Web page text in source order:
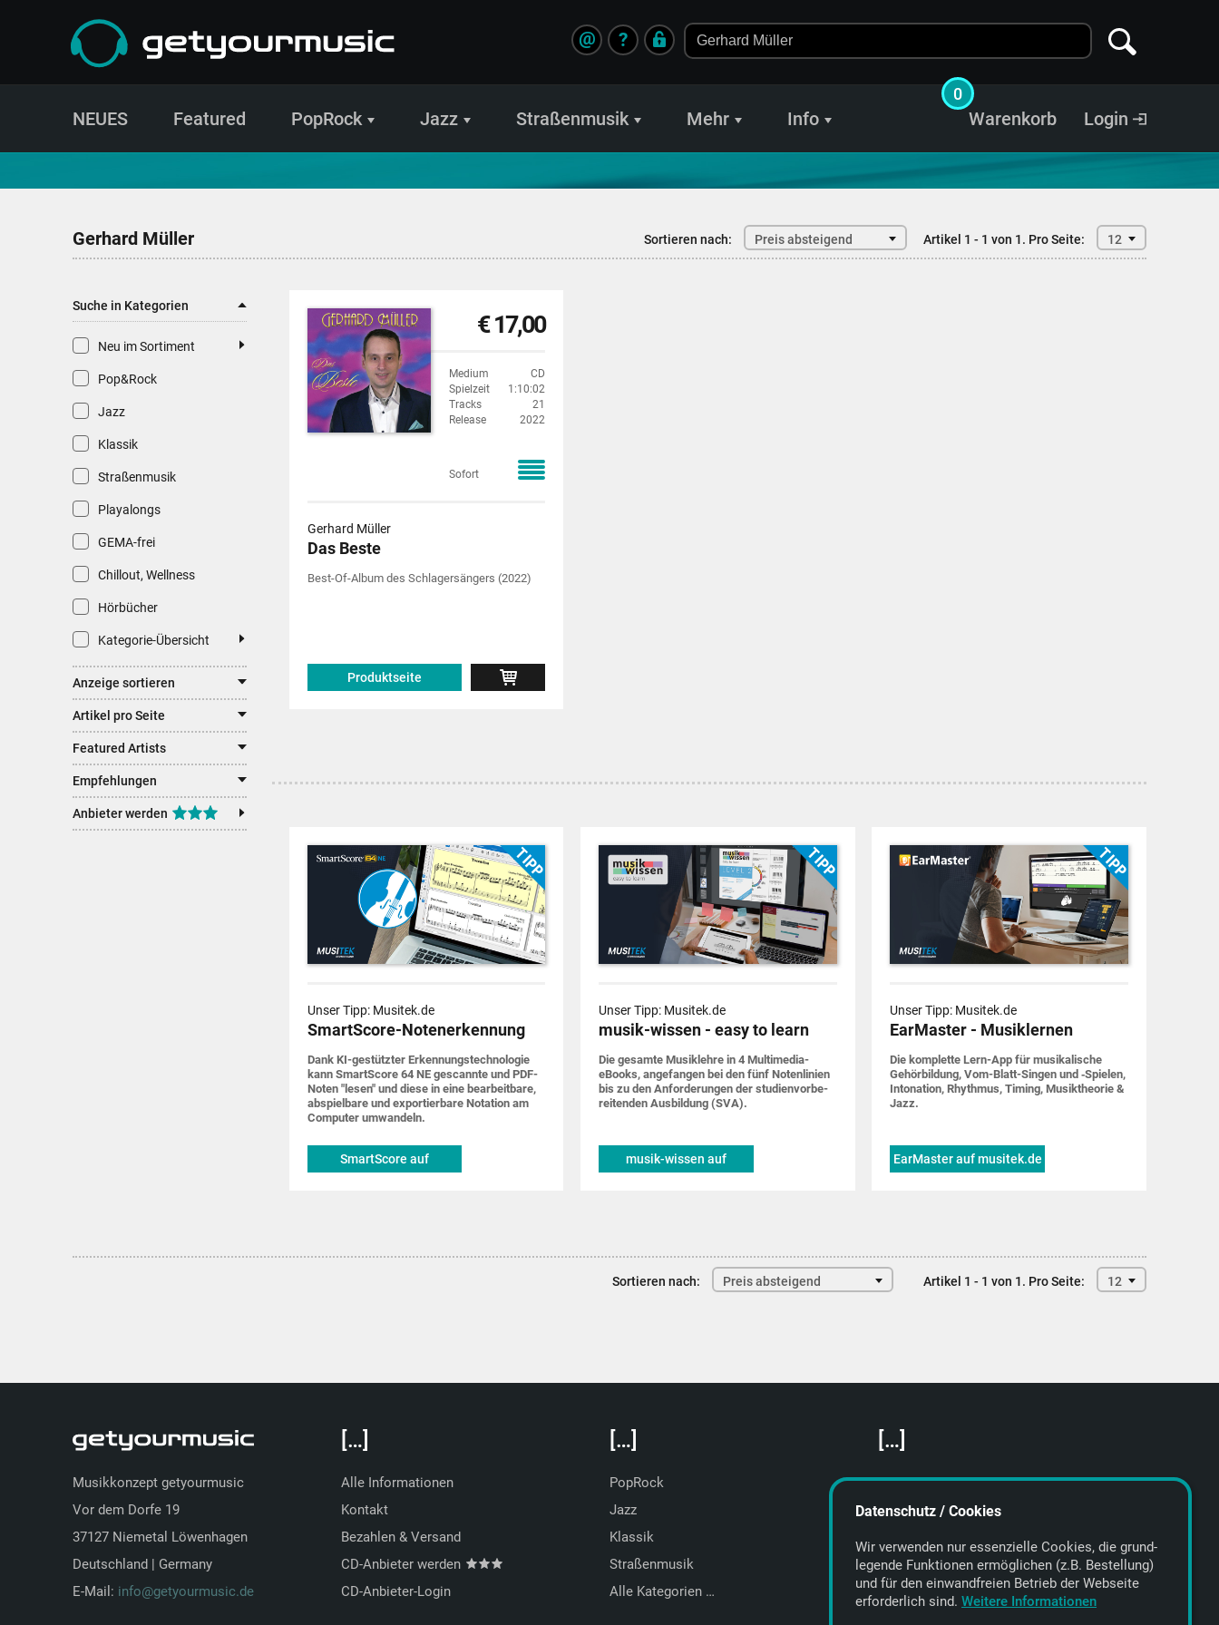
?
@
NEUES Featured PopRock Jazz Straßenmusik Mehr Info Login
Warenkorb
0
Gerhard Müller Sortieren nach: Preis absteigend Artikel 1 - 1 von 1. Pro Seite: 12
Suche in Kategorien
Neu im Sortiment
Pop&Rock
Jazz
Klassik
Straßenmusik
Playalongs
GEMA-frei
Chillout, Wellness
Hörbücher
Kategorie-Übersicht
Anzeige sortieren
Artikel pro Seite
Featured Artists
Empfehlungen
Anbieter werden
€ 17,00
Medium
CD
Spielzeit
1:10:02
Tracks
21
Release
2022
Sofort
Gerhard Müller
Das Beste
Best-Of-Album des Schlagersängers (2022)
Produktseite
Unser Tipp: Musitek.de
SmartScore-Notenerkennung
Dank KI-gestützter Erkennungs­techno­logie
kann SmartScore 64 NE gescannte und PDF-
Noten "lesen" und diese in eine bearbeit­bare,
abspiel­bare und expor­tier­bare Notation am
Computer um­wandeln.
SmartScore auf
Unser Tipp: Musitek.de
musik-wissen - easy to learn
Die gesamte Musik­lehre in 4 Multimedia-
eBooks, ange­fangen bei den fünf Noten­linien
bis zu den Anforde­rungen der studien­vorbe­
rei­tenden Ausbildung (SVA).
musik-wissen auf
Unser Tipp: Musitek.de
EarMaster - Musiklernen
Die komplette Lern-App für musi­ka­lische
Gehör­bildung, Vom-Blatt-Singen und ‑Spielen,
Into­nation, Rhythmus, Timing, Musik­theorie &
Jazz.
EarMaster auf musitek.de
Sortieren nach: Preis absteigend Artikel 1 - 1 von 1. Pro Seite: 12
Musikkonzept getyourmusic
Vor dem Dorfe 19
37127 Niemetal Löwenhagen
Deutschland | Germany
E-Mail: info@getyourmusic.de
[…]
Alle Informationen
Kontakt
Bezahlen & Versand
CD-Anbieter werden
CD-Anbieter-Login
[…]
PopRock
Jazz
Klassik
Straßenmusik
Alle Kategorien …
[…]
Featured Artists
About getyourmusic
Datenschutz / Cookies
Wir verwenden nur essenzielle Cookies, die grund­
legende Funktionen ermöglichen (z.B. Bestellung)
und für den einwand­freien Betrieb der Webseite
erforderlich sind. Weitere Informationen